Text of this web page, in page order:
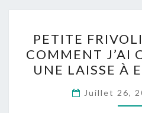
PETITE
COMMENT J’AI
UNE LAISSE À
Juillet 26,